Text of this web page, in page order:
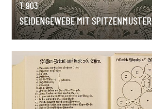
T 903
SEIDENGEWEBE MIT SPITZENMUSTER